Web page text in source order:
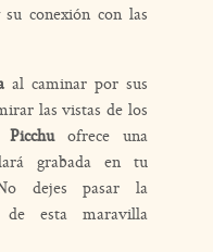
conexión con las
al caminar por sus
las vistas de los
ofrece una
grabada en tu
dejes pasar la
esta maravilla